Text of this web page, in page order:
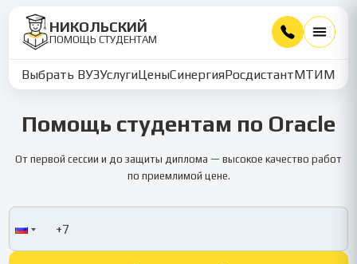
НИКОЛЬСКИЙ
ПОМОЩЬ СТУДЕНТАМ
Выбрать ВУЗУслугиЦеныСинергияРосдистантМТИММУ
Помощь студентам по Oracle
От первой сессии и до защиты диплома — высокое качество работ
по приемлимой цене.